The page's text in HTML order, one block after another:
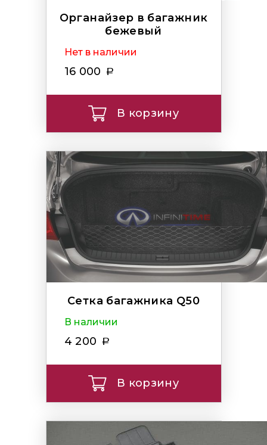
Органайзер в багажник
бежевый
Нет в наличии
16 000
В корзину
Сетка багажника Q50
В наличии
4 200
В корзину